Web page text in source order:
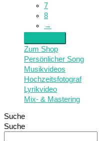
7
8
→
Zum Shop
Persönlicher Song
Musikvideos
Hochzeitsfotograf
Lyrikvideo
Mix- & Mastering
Suche
Suche